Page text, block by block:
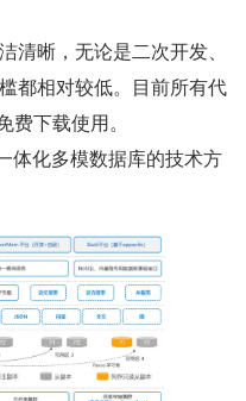
清晰，无论是二次开发、
都相对较低。目前所有代
下载使用。
体化多模数据库的技术方